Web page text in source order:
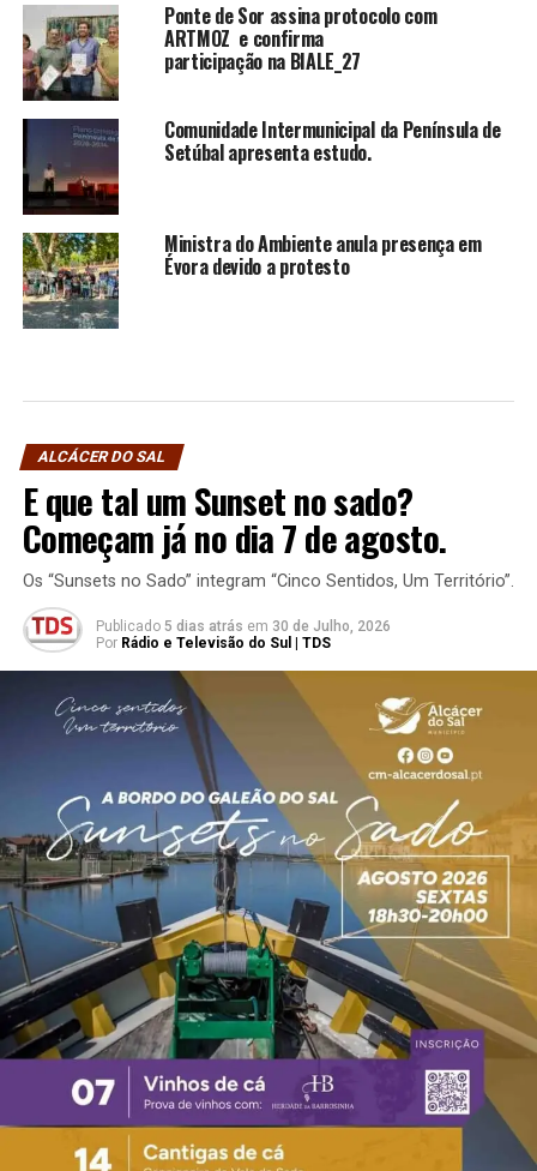
Ponte de Sor assina protocolo com
ARTMOZ e confirma
participação na BIALE_27
Comunidade Intermunicipal da Península de
Setúbal apresenta estudo.
Ministra do Ambiente anula presença em
Évora devido a protesto
ALCÁCER DO SAL
E que tal um Sunset no sado?
Começam já no dia 7 de agosto.
Os “Sunsets no Sado” integram “Cinco Sentidos, Um Território”.
Publicado 5 dias atrás em 30 de Julho, 2026
Por Rádio e Televisão do Sul | TDS